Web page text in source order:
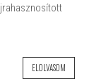
ELOLVASOM